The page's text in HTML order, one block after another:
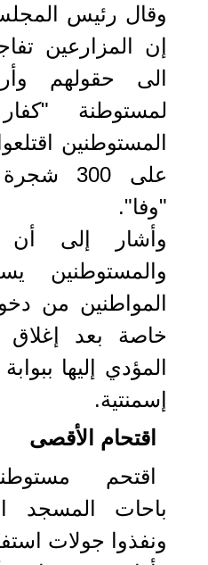
وقال رئيس
إن المزارعين
الى حقولهم
لمستوطنة
المستوطنين
على
"وفا".
وأشار إلى أن
والمستوطنين
المواطنين من
خاصة بعد إغلاق
المؤدي إليها
إسمنتية.
اقتحام الأقصى
اقتحم
باحات المسجد
ونفذوا جولات